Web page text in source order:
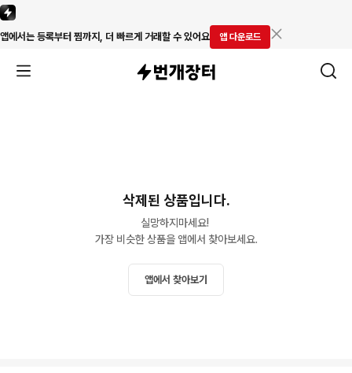
앱에서는 등록부터 찜까지, 더 빠르게 거래할 수 있어요 앱 다운로드
삭제된 상품입니다.
실망하지마세요!
가장 비슷한 상품을 앱에서 찾아보세요.
앱에서 찾아보기